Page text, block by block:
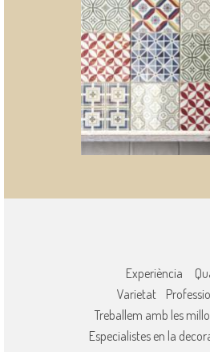
Experiència
Varietat
Treballem amb les
Especialistes en la